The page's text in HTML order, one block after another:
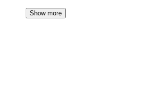
Show more